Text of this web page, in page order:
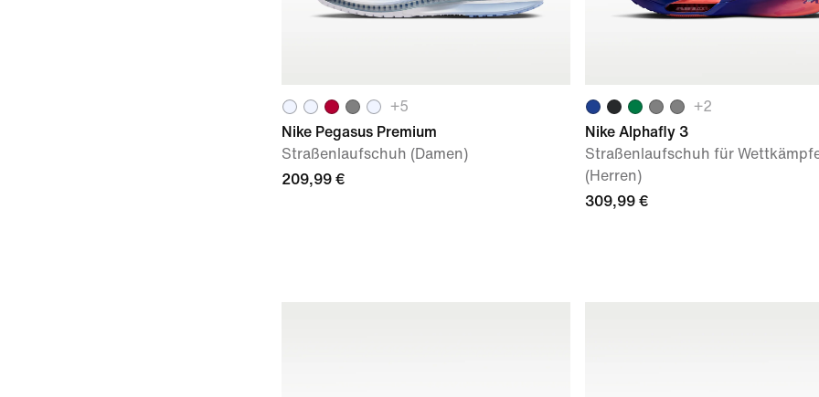
+5
Nike Pegasus Premium
Straßenlaufschuh (Damen)
209,99 €
+2
Nike Alphafly 3
Straßenlaufschuh für
(Herren)
309,99 €